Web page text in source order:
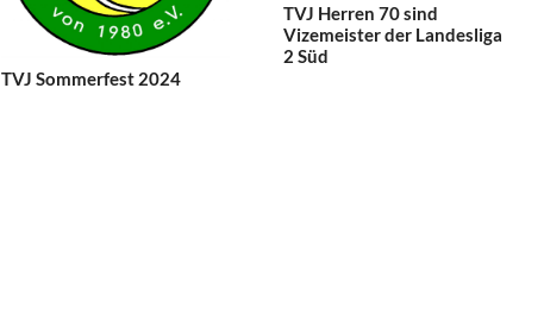
TVJ Sommerfest 2024
TVJ Herren 70 sind
Vizemeister der Landesliga
2 Süd